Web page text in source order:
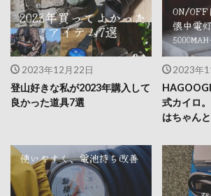
2023年12月22日
登山好きな私が2023年購入して
良かった道具7選
2023年
式カイロ
はちゃん